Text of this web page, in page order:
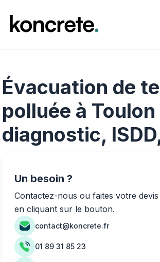
Évacuation de
polluée à
diagnostic,
Un besoin ?
Contactez-nous ou faites votre
en cliquant sur le bouton.
contact@koncrete.fr
01 89 31 85 23